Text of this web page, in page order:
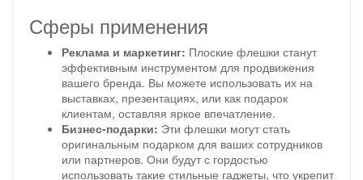
Сферы применения
Реклама и маркетинг: Плоские флешки станут
эффективным инструментом для продвижения
вашего бренда. Вы можете использовать их на
выставках, презентациях, или как подарок
клиентам, оставляя яркое впечатление.
Бизнес-подарки: Эти флешки могут стать
оригинальным подарком для ваших сотрудников
или партнеров. Они будут с гордостью
использовать такие стильные гаджеты, что укрепит